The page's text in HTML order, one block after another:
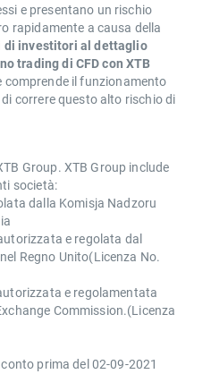
e presentano un rischio
rapidamente a causa della
di investitori al dettaglio
trading di CFD con XTB
comprende il funzionamento
correre questo alto rischio di
Group. XTB Group include
società:
dalla Komisja Nadzoru
e regolata dal
Regno Unito(Licenza No.
e regolamentata
Commission.(Licenza
prima del 02-09-2021